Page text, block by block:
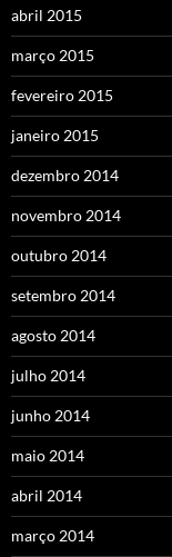
abril 2015
março 2015
fevereiro 2015
janeiro 2015
dezembro 2014
novembro 2014
outubro 2014
setembro 2014
agosto 2014
julho 2014
junho 2014
maio 2014
abril 2014
março 2014